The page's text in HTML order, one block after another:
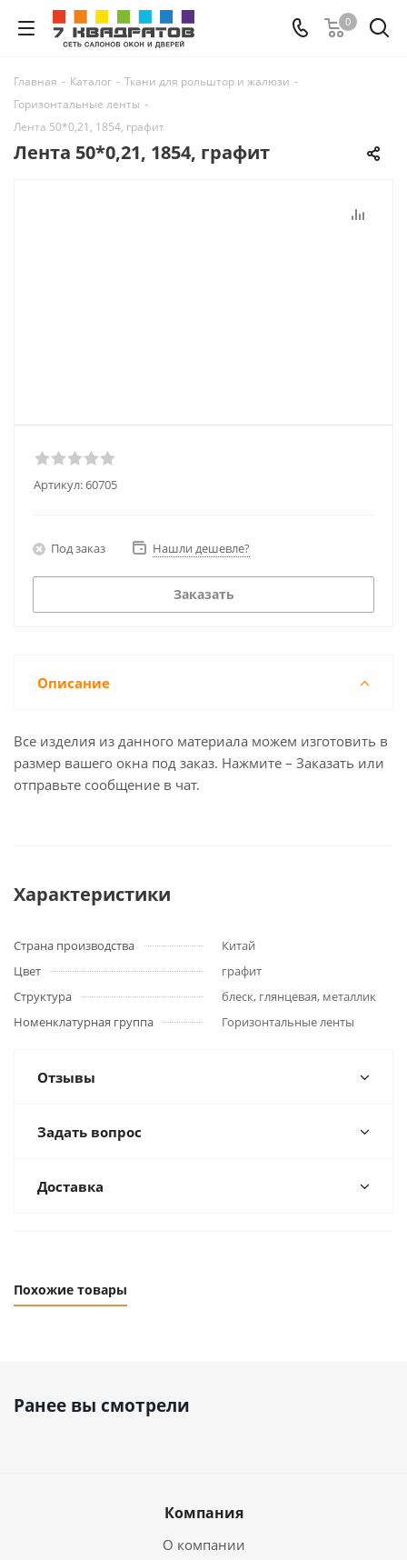
0
Главная - Каталог - Ткани для рольштор и жалюзи -
Горизонтальные ленты -
Лента 50*0,21, 1854, графит
Лента 50*0,21, 1854, графит
Артикул:60705
Под заказ Нашли дешевле?
Заказать
Описание
Все изделия из данного материала можем изготовить в
размер вашего окна под заказ. Нажмите – Заказать или
отправьте сообщение в чат.
Характеристики
Страна производства
Китай
Цвет
графит
Структура
блеск, глянцевая, металлик
Номенклатурная группа
Горизонтальные ленты
Отзывы
Задать вопрос
Доставка
Похожие товары
Ранее вы смотрели
Компания
О компании